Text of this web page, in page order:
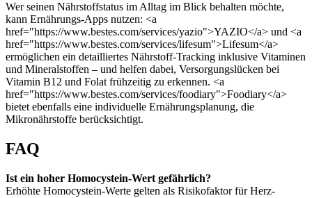
Wer seinen Nährstoffstatus im Alltag im Blick behalten möchte,
kann Ernährungs-Apps nutzen: <a
href="https://www.bestes.com/services/yazio">YAZIO</a> und <a
href="https://www.bestes.com/services/lifesum">Lifesum</a>
ermöglichen ein detailliertes Nährstoff-Tracking inklusive Vitaminen
und Mineralstoffen – und helfen dabei, Versorgungslücken bei
Vitamin B12 und Folat frühzeitig zu erkennen. <a
href="https://www.bestes.com/services/foodiary">Foodiary</a>
bietet ebenfalls eine individuelle Ernährungsplanung, die
Mikronährstoffe berücksichtigt.
FAQ
Ist ein hoher Homocystein-Wert gefährlich?
Erhöhte Homocystein-Werte gelten als Risikofaktor für Herz-